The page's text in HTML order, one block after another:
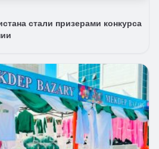
стали призерами конкурса